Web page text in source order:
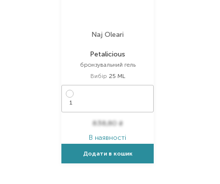
Naj Oleari
Petalicious
бронзувальний гель
Вибір 25 ML
1
838,80 ₴
В наявності
Додати в кошик